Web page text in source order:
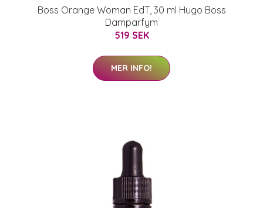
Boss Orange Woman EdT, 30 ml Hugo Boss
Damparfym
519 SEK
MER INFO!